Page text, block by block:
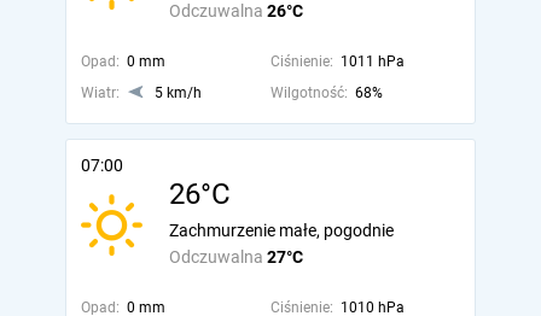
Odczuwalna 26°C
Opad: 0 mm Ciśnienie: 1011 hPa
Wiatr:
5 km/h Wilgotność: 68%
07:00
26°C
Odczuwalna 27°C
Zachmurzenie małe, pogodnie
Opad: 0 mm Ciśnienie: 1010 hPa